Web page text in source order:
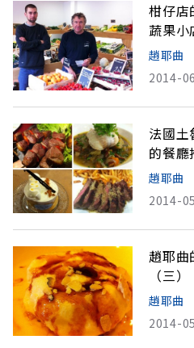
柑仔店
蔬果小
趙耶曲
2014-
法國土
的餐廳
趙耶曲
2014-
趙耶曲
（三）
趙耶曲
2014-